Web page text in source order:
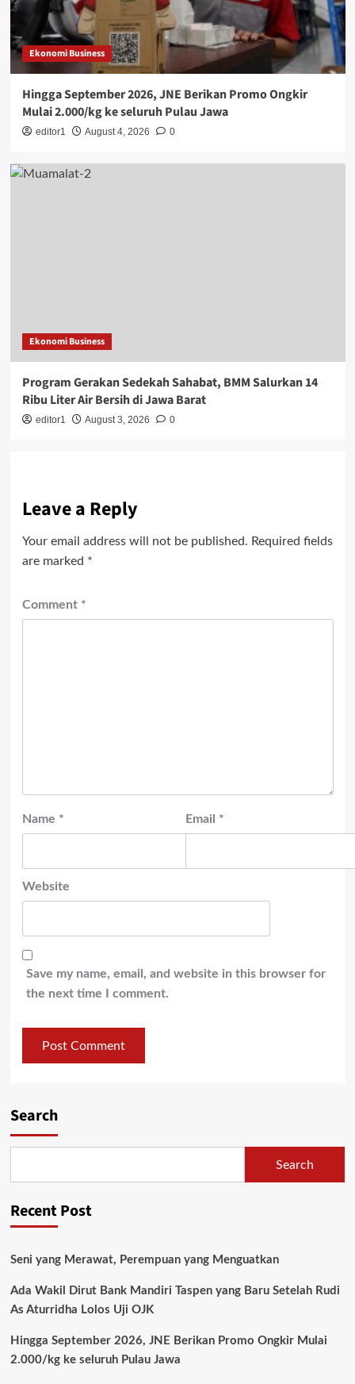
Ekonomi Business
Hingga September 2026, JNE Berikan Promo Ongkir
Mulai 2.000/kg ke seluruh Pulau Jawa
editor1 August 4, 2026 0
Ekonomi Business
Program Gerakan Sedekah Sahabat, BMM Salurkan 14
Ribu Liter Air Bersih di Jawa Barat
editor1 August 3, 2026 0
Leave a Reply
Your email address will not be published. Required fields
are marked *
Comment *
Name * Email *
Website
Save my name, email, and website in this browser for
the next time I comment.
Search
Search
Recent Post
Seni yang Merawat, Perempuan yang Menguatkan
Ada Wakil Dirut Bank Mandiri Taspen yang Baru Setelah Rudi
As Aturridha Lolos Uji OJK
Hingga September 2026, JNE Berikan Promo Ongkir Mulai
2.000/kg ke seluruh Pulau Jawa